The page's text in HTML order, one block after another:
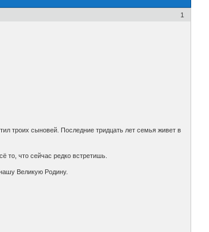
1
троих сыновей. Последние тридцать лет семья живет в
то, что сейчас редко встретишь.
Великую Родину.